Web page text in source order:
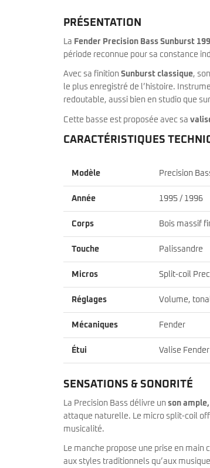
Godin
Guild
Gretsch
Bassforce
Hagstrom
PRÉSENTATION
La Fender Precision Bass Sunburst
période reconnue pour sa constance
Avec sa finition Sunburst classique,
le plus enregistré de l’histoire.
redoutable, aussi bien en studio que
Cette basse est proposée avec sa
CARACTÉRISTIQUES
Modèle Precision
Année 1995 / 1996
Corps Bois massif
Touche Palissandre
Micros Split-coil
Réglages Volume,
Mécaniques Fender
Étui Valise
SENSATIONS & SONORITÉ
La Precision Bass délivre un son
attaque naturelle. Le micro split-coil
musicalité.
Le manche propose une prise en
aux styles traditionnels qu’aux